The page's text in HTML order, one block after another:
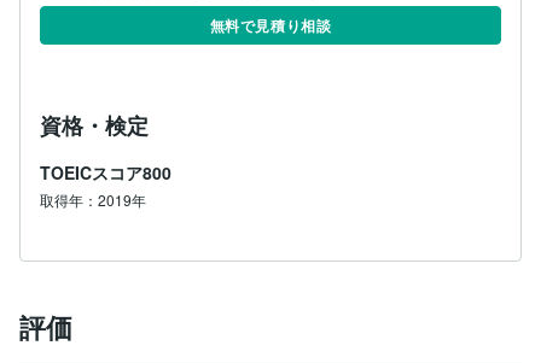
無料で見積り相談
資格・検定
TOEICスコア800
取得年：2019年
評価